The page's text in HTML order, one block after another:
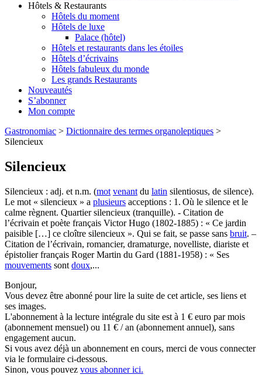
Hôtels & Restaurants
Hôtels du moment
Hôtels de luxe
Palace (hôtel)
Hôtels et restaurants dans les étoiles
Hôtels d’écrivains
Hôtels fabuleux du monde
Les grands Restaurants
Nouveautés
S’abonner
Mon compte
Gastronomiac > Dictionnaire des termes organoleptiques >
Silencieux
Silencieux
Silencieux : adj. et n.m. (mot venant du latin silentiosus, de silence).
Le mot « silencieux » a plusieurs acceptions : 1. Où le silence et le
calme règnent. Quartier silencieux (tranquille). - Citation de
l’écrivain et poète français Victor Hugo (1802-1885) : « Ce jardin
paisible […] ce cloître silencieux ». Qui se fait, se passe sans bruit. –
Citation de l’écrivain, romancier, dramaturge, novelliste, diariste et
épistolier français Roger Martin du Gard (1881-1958) : « Ses
mouvements sont doux,...
Bonjour,
Vous devez être abonné pour lire la suite de cet article, ses liens et
ses images.
L'abonnement à la lecture intégrale du site est à 1 € euro par mois
(abonnement mensuel) ou 11 € / an (abonnement annuel), sans
engagement aucun.
Si vous avez déjà un abonnement en cours, merci de vous connecter
via le formulaire ci-dessous.
Sinon, vous pouvez vous abonner ici.